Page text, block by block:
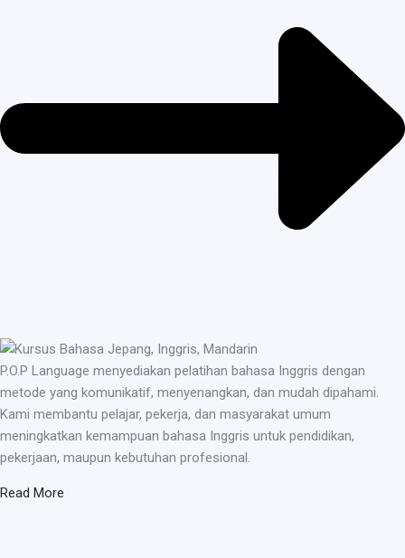
P.O.P Language menyediakan pelatihan bahasa Inggris dengan
metode yang komunikatif, menyenangkan, dan mudah dipahami.
Kami membantu pelajar, pekerja, dan masyarakat umum
meningkatkan kemampuan bahasa Inggris untuk pendidikan,
pekerjaan, maupun kebutuhan profesional.
Read More